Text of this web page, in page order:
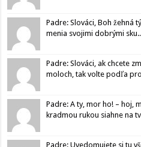
Padre: Slováci, Boh žehná
menia svojimi dobrými
Padre: Slováci, ak chcete
moloch, tak volte podľa
Padre: A ty, mor ho! – hoj,
kradmou rukou siahne na
Padre: Uvedomujete si tu